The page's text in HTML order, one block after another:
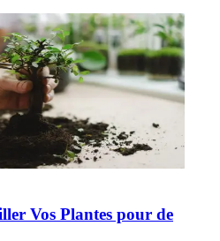
Vos Plantes pour de